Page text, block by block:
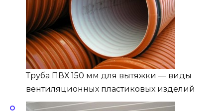
Труба ПВХ 150 мм для вытяжки — виды
вентиляционных пластиковых изделий